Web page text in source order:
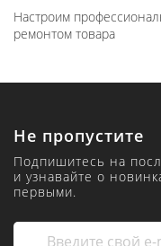
Настроим
ремонтом товара
Не пропустите
Подпишитесь на
и узнавайте о
первыми.